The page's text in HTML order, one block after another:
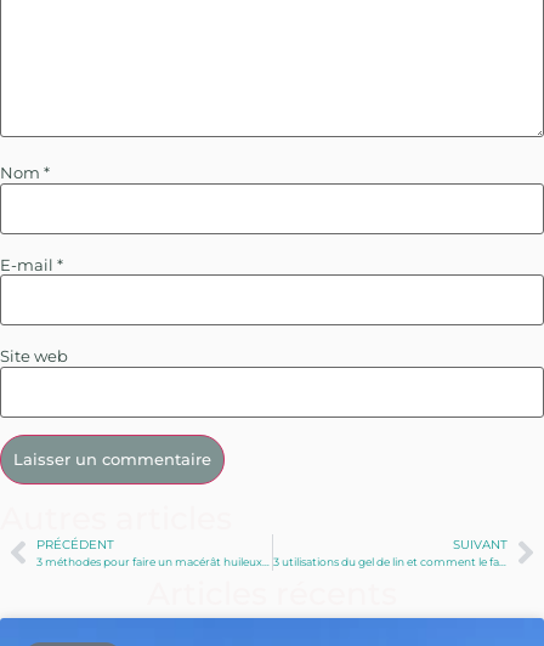
Nom *
E-mail *
Site web
PRÉCÉDENT SUIVANT
3 utilisations du gel de lin et comment le fabriquer